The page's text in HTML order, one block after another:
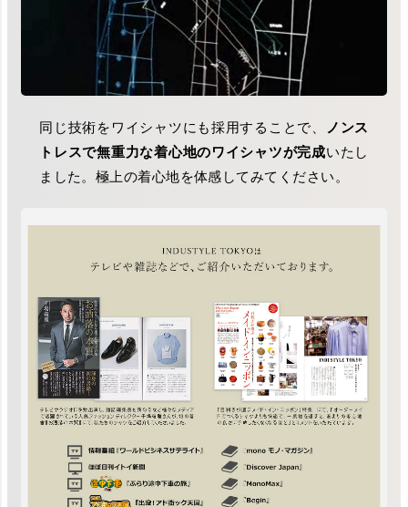
同じ技術をワイシャツにも採用することで、
ノンス
トレスで無重力な着心地のワイシャツが完成いたし
ました。極上の着心地を体感してみてください。